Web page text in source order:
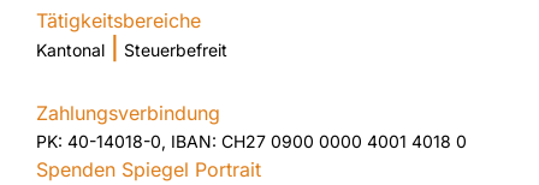
Tätigkeitsbereiche
Kantonal Steuerbefreit
Zahlungsverbindung
PK: 40-14018-0, IBAN: CH27 0900 0000 4001 4018 0
Spenden Spiegel Portrait